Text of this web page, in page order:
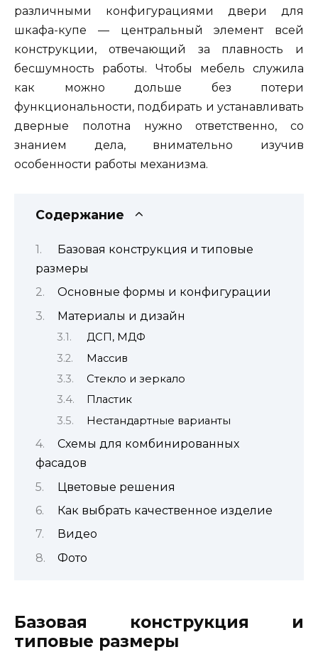
различными конфигурациями двери для
шкафа-купе — центральный элемент всей
конструкции, отвечающий за плавность и
бесшумность работы. Чтобы мебель служила
как можно дольше без потери
функциональности, подбирать и устанавливать
дверные полотна нужно ответственно, со
знанием дела, внимательно изучив
особенности работы механизма.
Содержание
Базовая конструкция и типовые
размеры
Основные формы и конфигурации
Материалы и дизайн
ДСП, МДФ
Массив
Стекло и зеркало
Пластик
Нестандартные варианты
Схемы для комбинированных
фасадов
Цветовые решения
Как выбрать качественное изделие
Видео
Фото
Базовая конструкция и
типовые размеры